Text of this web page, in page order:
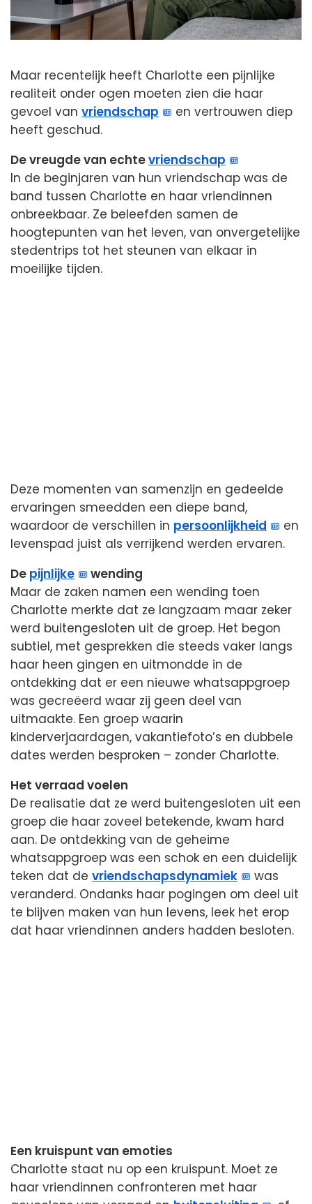
Maar recentelijk heeft Charlotte een pijnlijke
realiteit onder ogen moeten zien die haar
gevoel van vriendschap
en vertrouwen diep
heeft geschud.
De vreugde van echtevriendschap
In de beginjaren van hun vriendschap was de
band tussen Charlotte en haar vriendinnen
onbreekbaar. Ze beleefden samen de
hoogtepunten van het leven, van onvergetelijke
stedentrips tot het steunen van elkaar in
moeilijke tijden.
Deze momenten van samenzijn en gedeelde
ervaringen smeedden een diepe band,
waardoor de verschillen in persoonlijkheid
en
levenspad juist als verrijkend werden ervaren.
De pijnlijke
wending
Maar de zaken namen een wending toen
Charlotte merkte dat ze langzaam maar zeker
werd buitengesloten uit de groep. Het begon
subtiel, met gesprekken die steeds vaker langs
haar heen gingen en uitmondde in de
ontdekking dat er een nieuwe whatsappgroep
was gecreëerd waar zij geen deel van
uitmaakte. Een groep waarin
kinderverjaardagen, vakantiefoto’s en dubbele
dates werden besproken – zonder Charlotte.
Het verraad voelen
De realisatie dat ze werd buitengesloten uit een
groep die haar zoveel betekende, kwam hard
aan. De ontdekking van de geheime
whatsappgroep was een schok en een duidelijk
teken dat de vriendschapsdynamiek
was
veranderd. Ondanks haar pogingen om deel uit
te blijven maken van hun levens, leek het erop
dat haar vriendinnen anders hadden besloten.
Een kruispunt van emoties
Charlotte staat nu op een kruispunt. Moet ze
haar vriendinnen confronteren met haar